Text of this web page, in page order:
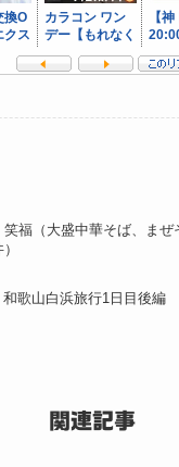
福（大盛中華そば、まぜ
和歌山白浜旅行1日目後編
関連記事